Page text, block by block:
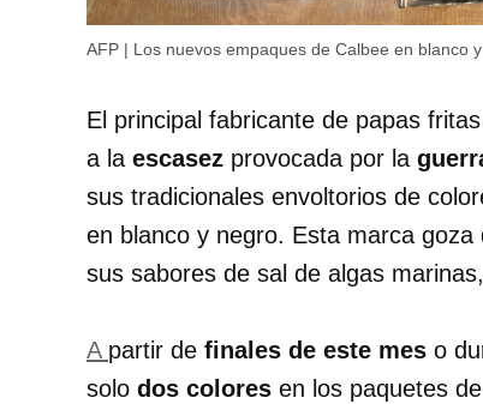
AFP | Los nuevos empaques de Calbee en blanco
El principal fabricante de papas
a la escasez provocada por la
sus tradicionales envoltorios de
en blanco y negro. Esta marca goza
sus sabores de sal de algas
A partir de finales de este mes o
solo dos colores en los paquetes de